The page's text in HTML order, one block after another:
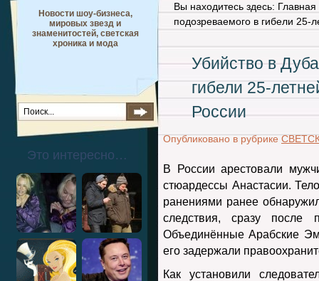
Новости шоу-бизнеса,
мировых звезд и
знаменитостей, светская
хроника и мода
Это интересно…
Вы находитесь здесь: Главная
подозреваемого в гибели 25-
Убийство в
гибели 25-
России
Опубликовано в рубрике
В России арестовали
стюардессы Анастасии.
ранениями ранее
следствия, сразу после
Объединённые Арабские
его задержали
Как установили